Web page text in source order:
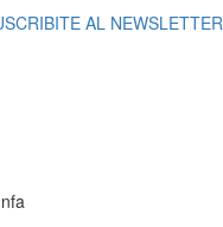
AL NEWSLETTER